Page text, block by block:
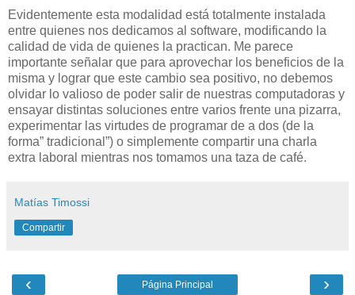
Evidentemente esta modalidad está totalmente instalada
entre quienes nos dedicamos al software, modificando la
calidad de vida de quienes la practican. Me parece
importante señalar que para aprovechar los beneficios de la
misma y lograr que este cambio sea positivo, no debemos
olvidar lo valioso de poder salir de nuestras computadoras y
ensayar distintas soluciones entre varios frente una pizarra,
experimentar las virtudes de programar de a dos (de la
forma” tradicional”) o simplemente compartir una charla
extra laboral mientras nos tomamos una taza de café.
Matías Timossi
Compartir
‹ ›
Página Principal